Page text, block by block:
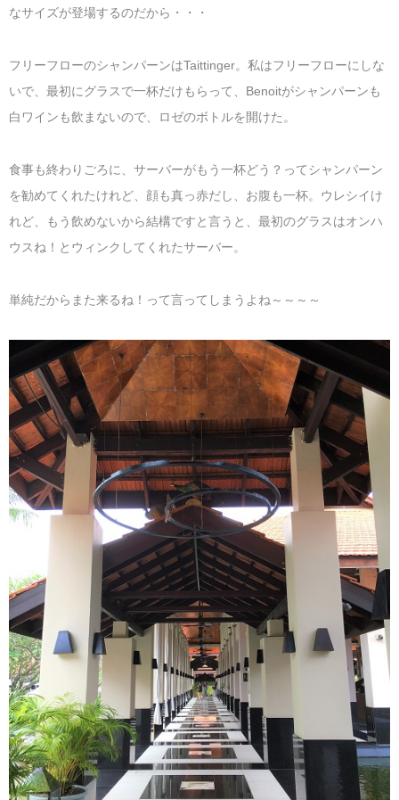
なサイズが登場するのだから・・・
フリーフローのシャンパーンはTaittinger。私はフリーフローにしな
いで、最初にグラスで一杯だけもらって、Benoitがシャンパーンも
白ワインも飲まないので、ロゼのボトルを開けた。
食事も終わりごろに、サーバーがもう一杯どう？ってシャンパーン
を勧めてくれたけれど、顔も真っ赤だし、お腹も一杯。ウレシイけ
れど、もう飲めないから結構ですと言うと、最初のグラスはオンハ
ウスね！とウィンクしてくれたサーバー。
単純だからまた来るね！って言ってしまうよね～～～～